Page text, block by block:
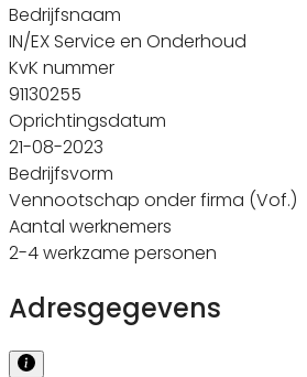
Bedrijfsnaam
IN/EX Service en Onderhoud
KvK nummer
91130255
Oprichtingsdatum
21-08-2023
Bedrijfsvorm
Vennootschap onder firma (Vof.)
Aantal werknemers
2-4 werkzame personen
Adresgegevens